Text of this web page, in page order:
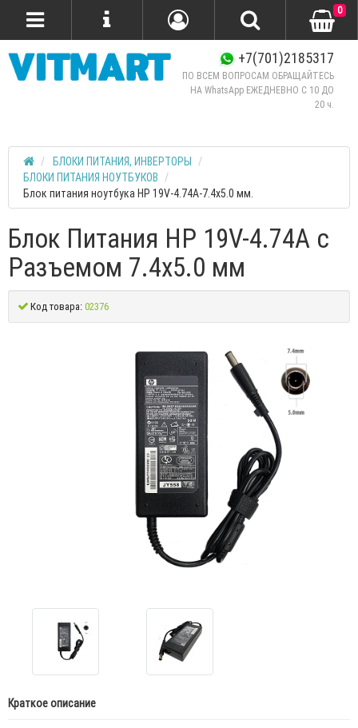
+7(701)2185317
ПО ВСЕМ ВОПРОСАМ ОБРАЩАЙТЕСЬ
НА WhatsApp ЕЖЕДНЕВНО C 10 ДО
20 ч.
0
БЛОКИ ПИТАНИЯ, ИНВЕРТОРЫ
БЛОКИ ПИТАНИЯ НОУТБУКОВ
Блок питания ноутбука HP 19V-4.74A-7.4х5.0 мм.
Блок Питания HP 19V-4.74A с
Разъемом 7.4х5.0 мм
Код товара:02376
Краткое описание